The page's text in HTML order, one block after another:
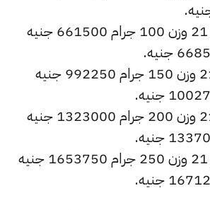
أسعار الذهب عيار 21 وزن 100 جرام 661500 جنيه
سعر الذهب عيار 21 وزن 150 جرام 992250 جنيه
سعر الذهب عيار 21 وزن 200 جرام 1323000 جنيه
أسعار الذهب عيار 21 وزن 250 جرام 1653750 جنيه